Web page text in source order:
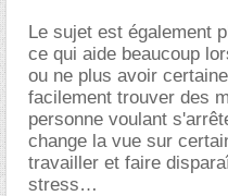
Le sujet est également
ce qui aide beaucoup
ou ne plus avoir
facilement trouver des
personne voulant
change la vue sur
travailler et faire
stress